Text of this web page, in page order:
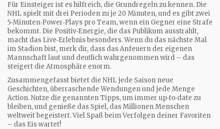
Für Einsteiger ist es hilfreich, die Grundregeln zu kennen. Die
NHL spielt mit drei Perioden zu je 20 Minuten, und es gibt zwei
5‑Minuten‑Power‑Plays pro Team, wenn ein Gegner eine Strafe
bekommt. Die Positiv‑Energie, die das Publikum ausstrahlt,
macht das Live‑Erlebnis besonders. Wenn du das nächste Mal
im Stadion bist, merk dir, dass das Anfeuern der eigenen
Mannschaft laut und deutlich wahrgenommen wird – das
steigert die Atmosphäre enorm.
Zusammengefasst bietet die NHL jede Saison neue
Geschichten, überraschende Wendungen und jede Menge
Action. Nutze die genannten Tipps, um immer up‑to‑date zu
bleiben, und genieße das Spiel, das Millionen Menschen
weltweit begeistert. Viel Spaß beim Verfolgen deiner Favoriten
– das Eis wartet!